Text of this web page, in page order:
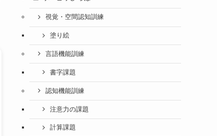
視覚・空間認知訓練
塗り絵
言語機能訓練
書字課題
認知機能訓練
注意力の課題
計算課題